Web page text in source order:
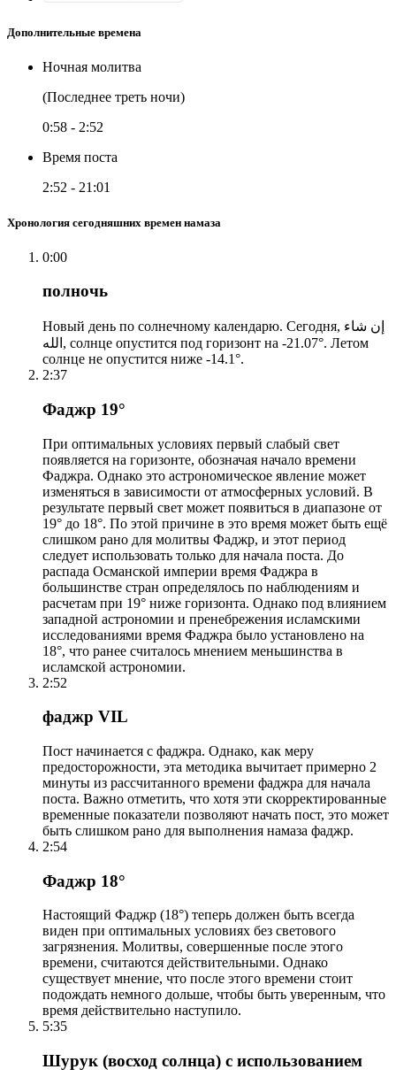
Дополнительные времена
Ночная молитва
(Последнее треть ночи)
0:58 - 2:52
Время поста
2:52 - 21:01
Хронология сегодняшних времен намаза
0:00
полночь
Новый день по солнечному календарю. Сегодня, إن شاء
الله, солнце опустится под горизонт на -21.07°. Летом
солнце не опустится ниже -14.1°.
2:37
Фаджр 19°
При оптимальных условиях первый слабый свет
появляется на горизонте, обозначая начало времени
Фаджра. Однако это астрономическое явление может
изменяться в зависимости от атмосферных условий. В
результате первый свет может появиться в диапазоне от
19° до 18°. По этой причине в это время может быть ещё
слишком рано для молитвы Фаджр, и этот период
следует использовать только для начала поста. До
распада Османской империи время Фаджра в
большинстве стран определялось по наблюдениям и
расчетам при 19° ниже горизонта. Однако под влиянием
западной астрономии и пренебрежения исламскими
исследованиями время Фаджра было установлено на
18°, что ранее считалось мнением меньшинства в
исламской астрономии.
2:52
фаджр VIL
Пост начинается с фаджра. Однако, как меру
предосторожности, эта методика вычитает примерно 2
минуты из рассчитанного времени фаджра для начала
поста. Важно отметить, что хотя эти скорректированные
временные показатели позволяют начать пост, это может
быть слишком рано для выполнения намаза фаджр.
2:54
Фаджр 18°
Настоящий Фаджр (18°) теперь должен быть всегда
виден при оптимальных условиях без светового
загрязнения. Молитвы, совершенные после этого
времени, считаются действительными. Однако
существует мнение, что после этого времени стоит
подождать немного дольше, чтобы быть уверенным, что
время действительно наступило.
5:35
Шурук (восход солнца) с использованием